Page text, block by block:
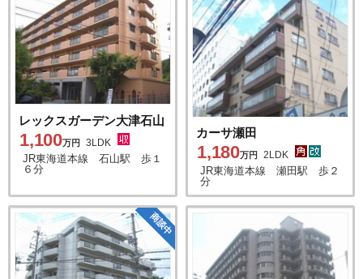
レックスガーデン大津石山
1,100万円 3LDK
JR東海道本線 石山駅 歩１
６分
カーサ瀬田
1,180万円 2LDK
JR東海道本線 瀬田駅 歩２
分
商談中